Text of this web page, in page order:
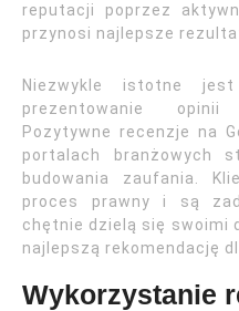
reputacji poprzez
przynosi najlepsze
Niezwykle istotne
prezentowanie opinii
Pozytywne recenzje na
portalach branżowych
budowania zaufania.
proces prawny i są
chętnie dzielą się swoimi
najlepszą rekomendację
Wykorzystanie